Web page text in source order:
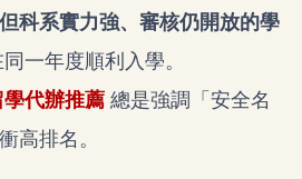
科系實力強、審核仍開放的學
一年度順利入學。
學代辦推薦 總是強調「安全名
高排名。